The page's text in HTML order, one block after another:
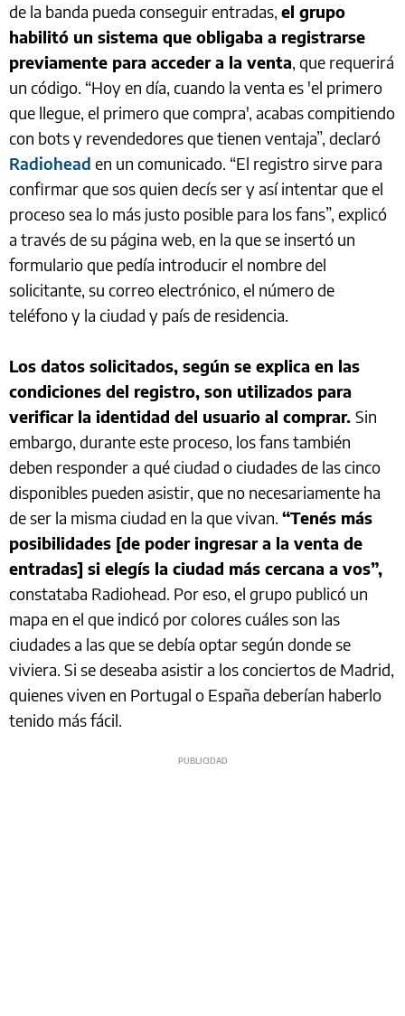
de la banda pueda conseguir entradas, el grupo
habilitó un sistema que obligaba a registrarse
previamente para acceder a la venta, que requerirá
un código. “Hoy en día, cuando la venta es 'el primero
que llegue, el primero que compra', acabas compitiendo
con bots y revendedores que tienen ventaja”, declaró
Radiohead en un comunicado. “El registro sirve para
confirmar que sos quien decís ser y así intentar que el
proceso sea lo más justo posible para los fans”, explicó
a través de su página web, en la que se insertó un
formulario que pedía introducir el nombre del
solicitante, su correo electrónico, el número de
teléfono y la ciudad y país de residencia.
Los datos solicitados, según se explica en las
condiciones del registro, son utilizados para
verificar la identidad del usuario al comprar. Sin
embargo, durante este proceso, los fans también
deben responder a qué ciudad o ciudades de las cinco
disponibles pueden asistir, que no necesariamente ha
de ser la misma ciudad en la que vivan. “Tenés más
posibilidades [de poder ingresar a la venta de
entradas] si elegís la ciudad más cercana a vos”,
constataba Radiohead. Por eso, el grupo publicó un
mapa en el que indicó por colores cuáles son las
ciudades a las que se debía optar según donde se
viviera. Si se deseaba asistir a los conciertos de Madrid,
quienes viven en Portugal o España deberían haberlo
tenido más fácil.